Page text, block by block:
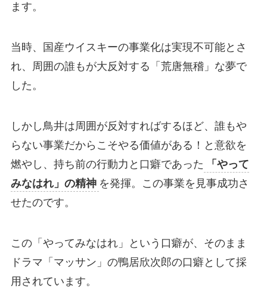
ます。
当時、国産ウイスキーの事業化は実現不可能とさ
れ、周囲の誰もが大反対する「荒唐無稽」な夢で
した。
しかし鳥井は周囲が反対すればするほど、誰もや
らない事業だからこそやる価値がある！と意欲を
燃やし、持ち前の行動力と口癖であった
「やって
みなはれ」の精神 を発揮。この事業を見事成功さ
せたのです。
この「やってみなはれ」という口癖が、そのまま
ドラマ「マッサン」の鴨居欣次郎の口癖として採
用されています。